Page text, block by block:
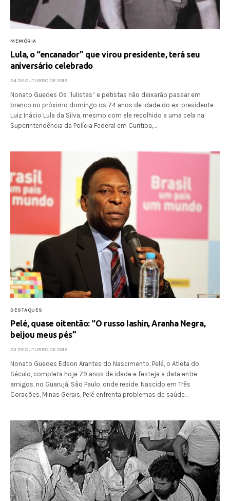
MEMÓRIA
Lula, o “encanador” que virou presidente, terá seu
aniversário celebrado
24 DE OUTUBRO DE 2019
Nonato Guedes Os “lulistas” e petistas não deixarão passar em
branco no próximo domingo os 74 anos de idade do ex-presidente
Luiz Inácio Lula da Silva, mesmo com ele recolhido a uma cela na
Superintendência da Polícia Federal em Curitiba,…
DESTAQUES
Pelé, quase oitentão: “O russo Iashin, Aranha Negra,
beijou meus pés”
23 DE OUTUBRO DE 2019
Nonato Guedes Edson Arantes do Nascimento, Pelé, o Atleta do
Século, completa hoje 79 anos de idade e festeja a data entre
amigos, no Guarujá, São Paulo, onde reside. Nascido em Três
Corações, Minas Gerais, Pelé enfrenta problemas de saúde…